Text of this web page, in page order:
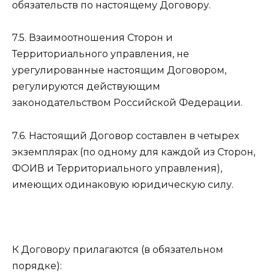
обязательств по настоящему Договору.
7.5. Взаимоотношения Сторон и
Территориального управления, не
урегулированные настоящим Договором,
регулируются действующим
законодательством Российской Федерации.
7.6. Настоящий Договор составлен в четырех
экземплярах (по одному для каждой из Сторон,
ФОИВ и Территориального управления),
имеющих одинаковую юридическую силу.
К Договору прилагаются (в обязательном
порядке):